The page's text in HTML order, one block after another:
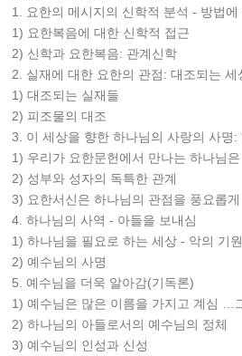
1. 요한의 메시지의 신학적 분석 - 방법에
1) 요한복음에 대한 신학적 접근
2) 신학과 요한복음: 관계신학
2. 실재에 대한 요한의 관점: 대조되는 세
1) 대조되는 실재들
2) 피조물의 대조
3. 이 세상을 향한 하나님의 사랑의 사명: ‘
1) 우리가 요한문헌에서 만나는 하나님
2) 성부와 성자의 독특한 관계
3) 요한서신은 하나님의 관점을 풍요롭
4. 하나님의 사역 - 아들을 보내심
1) 하나님을 필요로 하는 세상 - 악의 기원
2) 예수님의 사명
5. 예수님을 더욱 알아감(기독론)
1) 예수님은 많은 이름을 가지고 계심 …
2) 하나님의 아들로서의 예수님의 정체
3) 예수님의 인성과 신성